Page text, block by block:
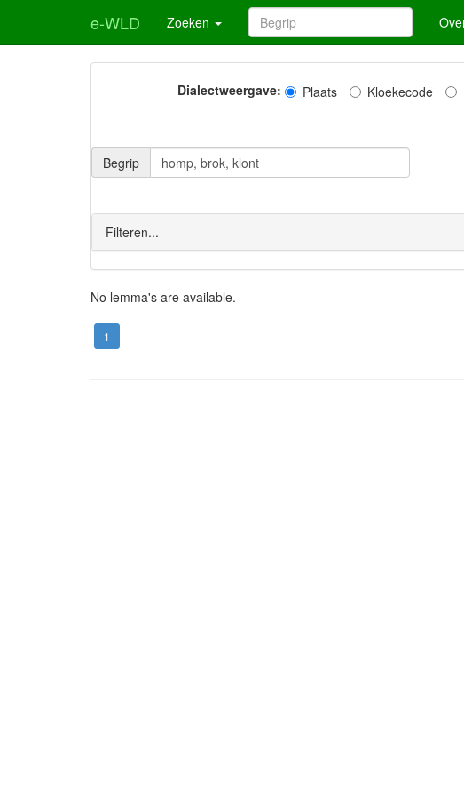
e-WLD Zoeken
Dialectweergave: Plaats Kloekecode
Begrip
Filteren...
No lemma's are available.
1